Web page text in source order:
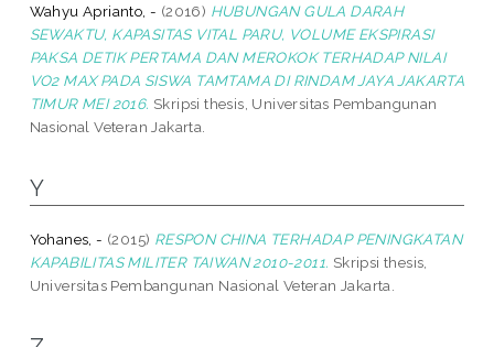
Wahyu Aprianto, - (2016) HUBUNGAN GULA DARAH
SEWAKTU, KAPASITAS VITAL PARU, VOLUME EKSPIRASI
PAKSA DETIK PERTAMA DAN MEROKOK TERHADAP NILAI
VO2 MAX PADA SISWA TAMTAMA DI RINDAM JAYA JAKARTA
TIMUR MEI 2016. Skripsi thesis, Universitas Pembangunan
Nasional Veteran Jakarta.
Y
Yohanes, - (2015) RESPON CHINA TERHADAP PENINGKATAN
KAPABILITAS MILITER TAIWAN 2010-2011. Skripsi thesis,
Universitas Pembangunan Nasional Veteran Jakarta.